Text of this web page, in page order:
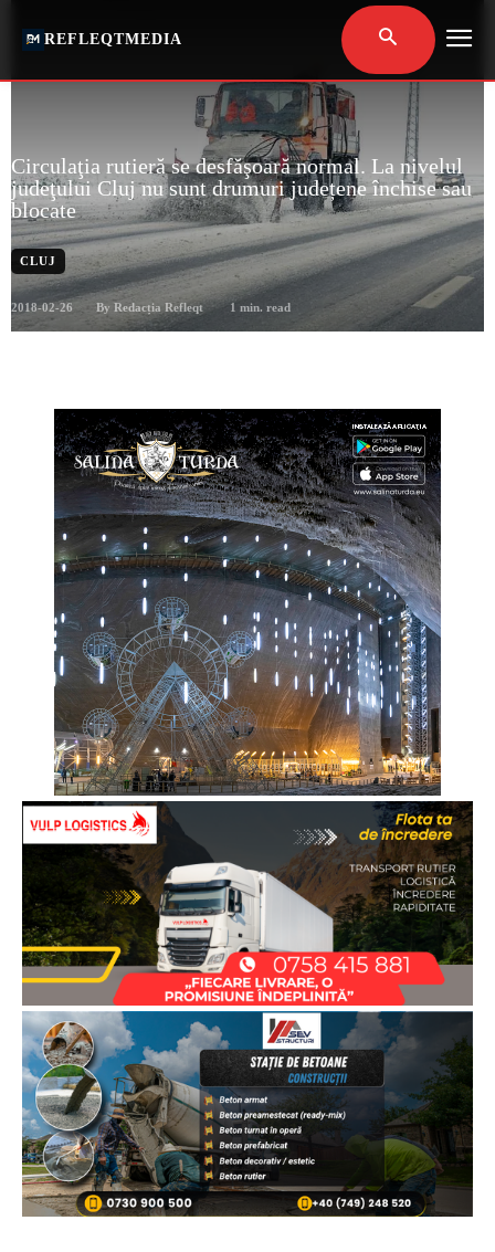
REFLEQTMEDIA
Circulaţia rutieră se desfăşoară normal. La nivelul
judeţului Cluj nu sunt drumuri județene închise sau
blocate
CLUJ
2018-02-26 By Redacția Refleqt 1 min. read